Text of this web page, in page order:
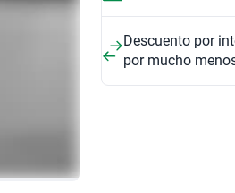
Descuento por
por mucho